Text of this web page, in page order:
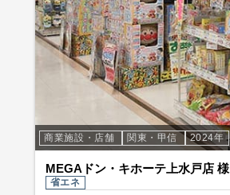
商業施設・店舗 関東・甲信 2024年
MEGAドン・キホーテ上水戸店 様
省エネ